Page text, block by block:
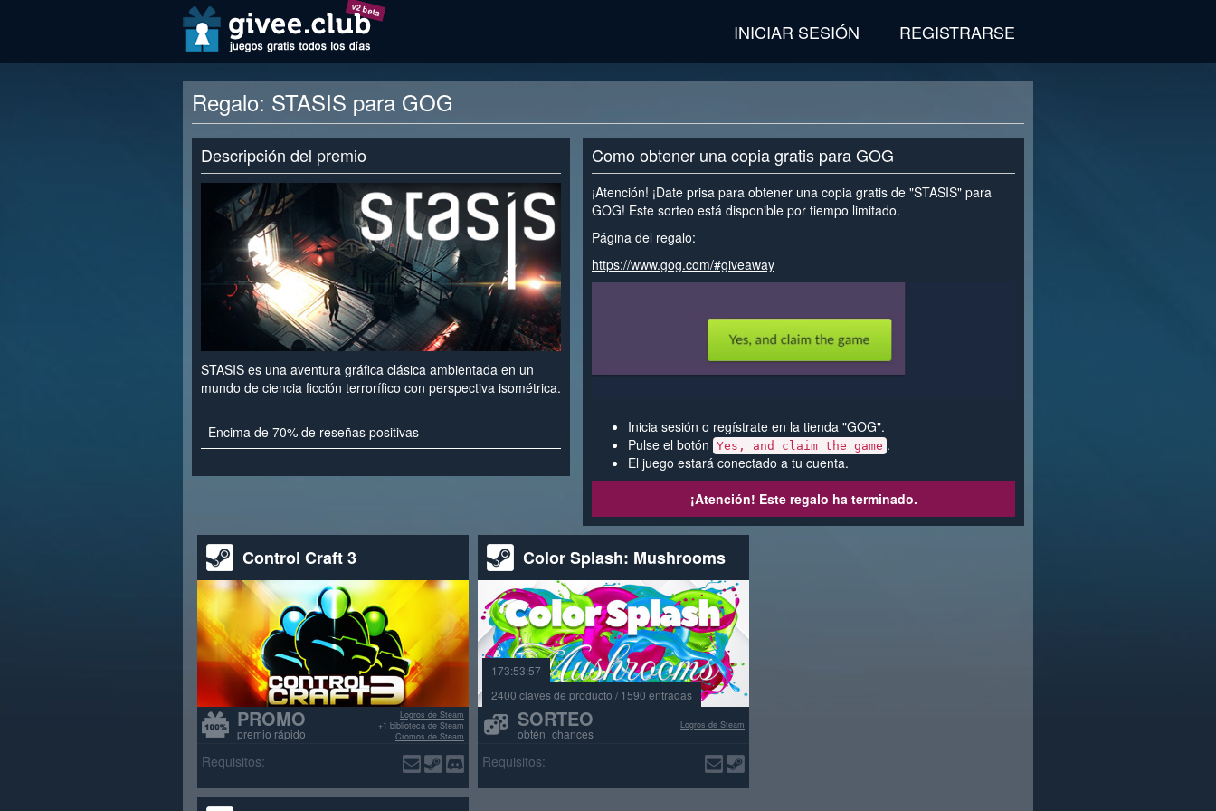
v2 beta
INICIAR SESIÓN REGISTRARSE
Regalo: STASIS para GOG
Descripción del premio
STASIS es una aventura gráfica clásica ambientada en un
mundo de ciencia ficción terrorífico con perspectiva isométrica.
Encima de 70% de reseñas positivas
Como obtener una copia gratis para GOG
¡Atención! ¡Date prisa para obtener una copia gratis de "STASIS" para
GOG! Este sorteo está disponible por tiempo limitado.
Página del regalo:
https://www.gog.com/#giveaway
Inicia sesión o regístrate en la tienda "GOG".
Pulse el botón Yes, and claim the game .
El juego estará conectado a tu cuenta.
¡Atención! Este regalo ha terminado.
Control Craft 3
PROMO
premio rápido
Logros de Steam
+1 biblioteca de Steam
Cromos de Steam
Requisitos:
Color Splash: Mushrooms
173:53:57
2400 claves de producto / 1590 entradas
SORTEO
obtén chances
Logros de Steam
Requisitos: